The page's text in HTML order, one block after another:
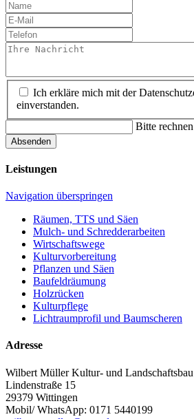
Ich erkläre mich mit der
einverstanden.
Bitte
Absenden
Leistungen
Navigation überspringen
Räumen, TTS und Säen
Mulch- und Schredderarbeiten
Wirtschaftswege
Kulturvorbereitung
Pflanzen und Säen
Baufeldräumung
Holzrücken
Kulturpflege
Lichtraumprofil und Baumscheren
Adresse
Wilbert Müller Kultur- und
Lindenstraße 15
29379 Wittingen
Mobil/ WhatsApp: 0171 5440199